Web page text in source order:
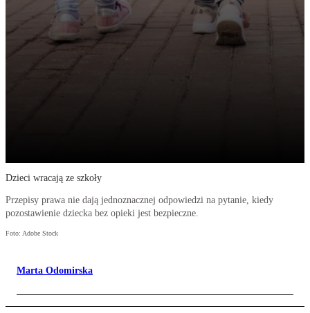
Dzieci wracają ze szkoły
Przepisy prawa nie dają jednoznacznej odpowiedzi na pytanie, kiedy
pozostawienie dziecka bez opieki jest bezpieczne.
Foto: Adobe Stock
Marta Odomirska